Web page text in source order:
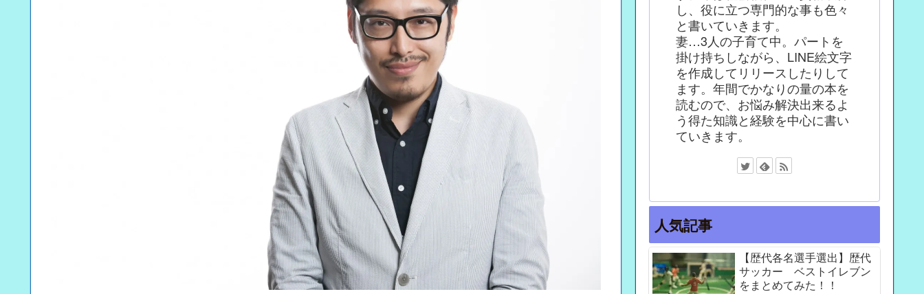
し、役に立つ専門的な事も色々
と書いていきます。
妻…3人の子育て中。パートを
掛け持ちしながら、LINE絵文字
を作成してリリースしたりして
ます。年間でかなりの量の本を
読むので、お悩み解決出来るよ
う得た知識と経験を中心に書い
ていきます。
人気記事
【歴代各名選手選出】歴代
サッカー ベストイレブン
をまとめてみた！！